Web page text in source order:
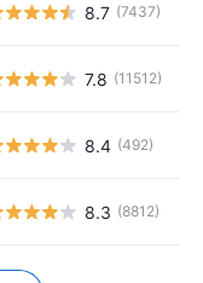
8.7 (7437)
7.8 (11512)
8.4 (492)
8.3 (8812)